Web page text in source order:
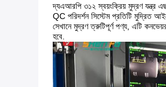
দ্যএআরপি ৩১২ স্বয়ংক্রিয় মুদ্রণ যন্ত্র
QC পরিদর্শন সিস্টেম প্রতিটি মুদ্রিত
সেখানে মুদ্রণ ত্রুটিপূর্ণ পণ্য, এটি
হবে.